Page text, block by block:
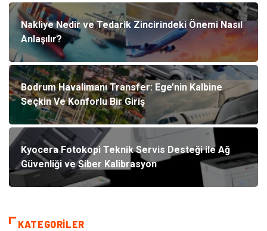
Nakliye Nedir ve Tedarik Zincirindeki Önemi Nasıl
Anlaşılır?
Bodrum Havalimanı Transfer: Ege’nin Kalbine
Seçkin Ve Konforlu Bir Giriş
Kyocera Fotokopi Teknik Servis Desteği ile Ağ
Güvenliği ve Siber Kalibrasyon
KATEGORILER